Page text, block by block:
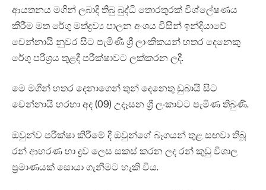
ආයතනය මගින් ලබාදි තිබු බුද්ධි තොරතුරක් විශ්ලේෂණය
කිරීම මත රේගු මත්ද්‍රව්‍ය පාලන අංශය විසින් ඉන්දියාවේ
චෙන්නායි නුවර සිට පැමිණි ශ්‍රී ලාංකිකයන් හතර දෙනෙකු
රේගු පරිශ්‍රය තුළදී පරීක්ෂාවට ලක්කරන ලදී.
මෙ මගීන් හතර දෙනාගෙන් තුන් දෙනෙතු ඩුබායි සිට
චෙන්නායි හරහා අද (09) උදෑසන ශ්‍රී ලංකාවට පැමිණ තිබුණි.
ඔවුන්ව පරීක්ෂා කිරීමේ දී ඔවුන්ගේ බෑගයන් තුළ සඟවා තිබූ
රන් ආභරණ හා ද්‍රව ලෙස සකස් කරන ලද රන් කුඩු විශාල
ප්‍රමාණයක් සොයා ගැනීමට හැකි විය.